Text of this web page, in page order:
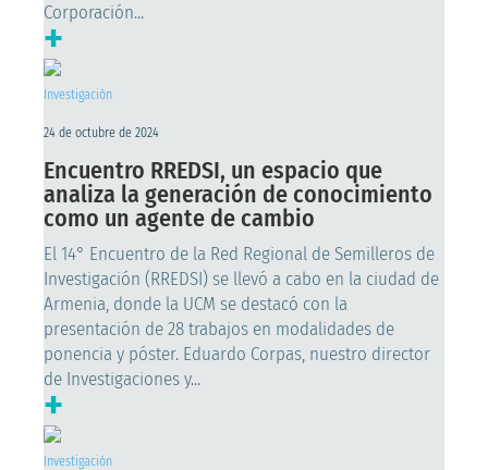
Corporación...
+
Investigación
24 de octubre de 2024
Encuentro RREDSI, un espacio que
analiza la generación de conocimiento
como un agente de cambio
El 14° Encuentro de la Red Regional de Semilleros de
Investigación (RREDSI) se llevó a cabo en la ciudad de
Armenia, donde la UCM se destacó con la
presentación de 28 trabajos en modalidades de
ponencia y póster. Eduardo Corpas, nuestro director
de Investigaciones y...
+
Investigación